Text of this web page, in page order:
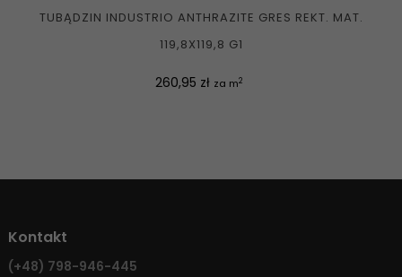
TUBĄDZIN INDUSTRIO ANTHRAZITE GRES REKT. MAT.
119,8X119,8 G1
Cena
260,95 zł za m2
Kontakt
(+48) 798-946-445